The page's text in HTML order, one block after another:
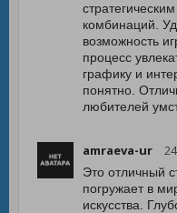
комбинаций.
возможность
процесс
графику и
понятно.
любителей
amraeva-ur
Это отличный
погружает в
искусства.